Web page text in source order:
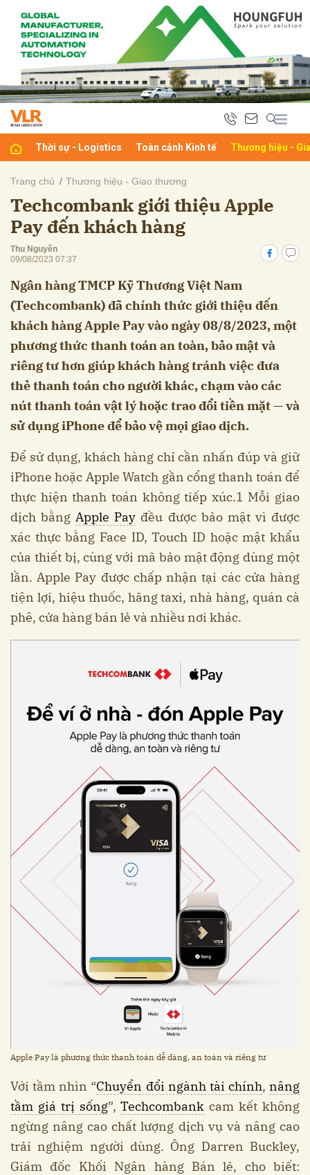
Thời sự - Logistics Toàn cảnh Kinh tế Thương hiệu -
Trang chủ Thương hiệu - Giao thương
Techcombank giới thiệu Apple
Pay đến khách hàng
Thu Nguyên
09/08/2023 07:37
Ngân hàng TMCP Kỹ Thương Việt Nam
(Techcombank) đã chính thức giới thiệu đến
khách hàng Apple Pay vào ngày 08/8/2023, một
phương thức thanh toán an toàn, bảo mật và
riêng tư hơn giúp khách hàng tránh việc đưa
thẻ thanh toán cho người khác, chạm vào các
nút thanh toán vật lý hoặc trao đổi tiền mặt — và
sử dụng iPhone để bảo vệ mọi giao dịch.
Để sử dụng, khách hàng chỉ cần nhấn đúp và giữ
iPhone hoặc Apple Watch gần cổng thanh toán để
thực hiện thanh toán không tiếp xúc.1 Mỗi giao
dịch bằngApple Pay đều được bảo mật vì được
xác thực bằng Face ID, Touch ID hoặc mật khẩu
của thiết bị, cùng với mã bảo mật động dùng một
lần. Apple Pay được chấp nhận tại các cửa hàng
tiện lợi, hiệu thuốc, hãng taxi, nhà hàng, quán cà
phê, cửa hàng bán lẻ và nhiều nơi khác.
Apple Pay là phương thức thanh toán dễ dàng, an toàn và riêng tư
Với tầm nhìn “Chuyển đổi ngành tài chính, nâng
tầm giá trị sống”,Techcombank cam kết không
ngừng nâng cao chất lượng dịch vụ và nâng cao
trải nghiệm người dùng. Ông Darren Buckley,
Giám đốc Khối Ngân hàng Bán lẻ, cho biết:
luận
Hủy